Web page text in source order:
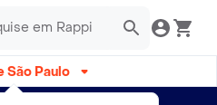
São Paulo